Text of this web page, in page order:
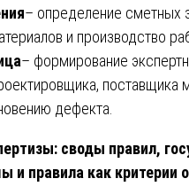
– определение сметных
и производство
– формирование
поставщика
дефекта.
своды правил,
и правила как критерии